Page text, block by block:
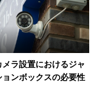
ラ設置におけるジャ
ョンボックスの必要性